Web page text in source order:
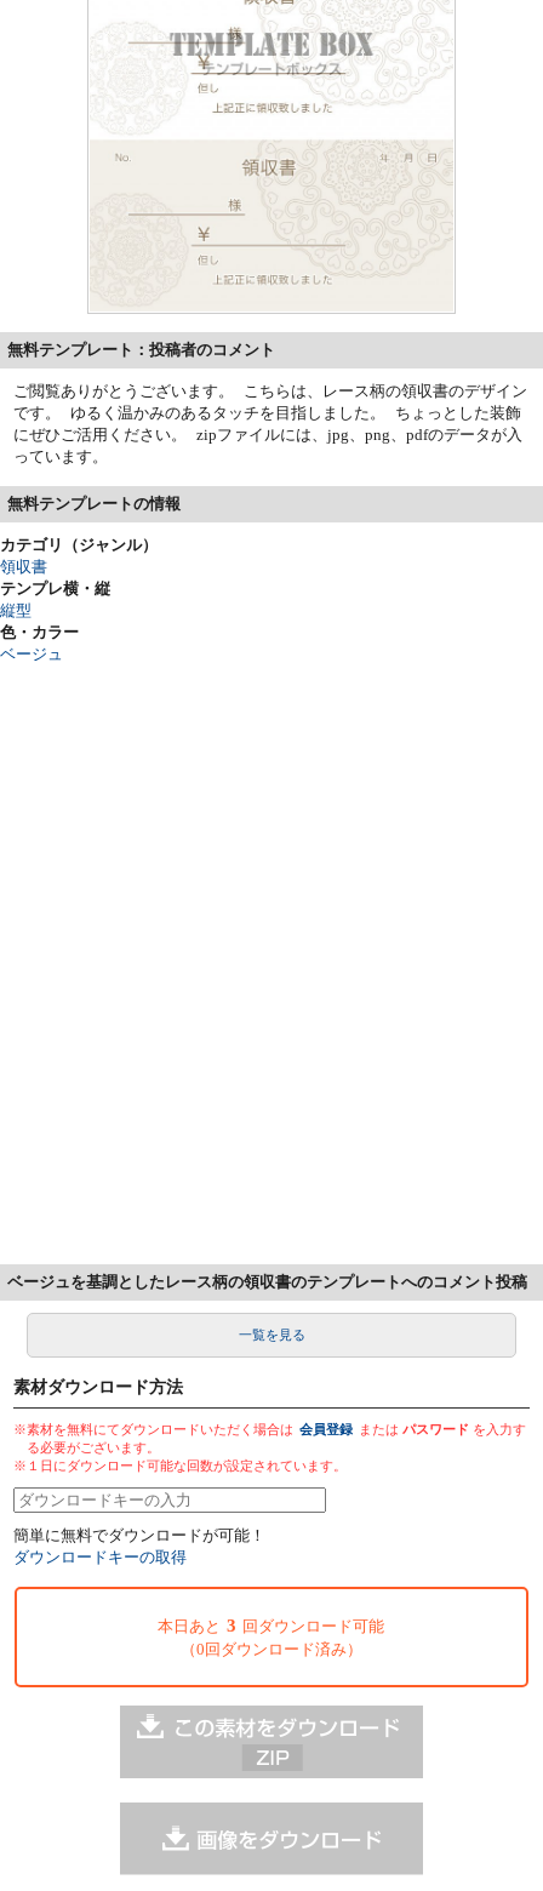
無料テンプレート：投稿者のコメント
ご閲覧ありがとうございます。 こちらは、レース柄の領収書のデザイン
です。 ゆるく温かみのあるタッチを目指しました。 ちょっとした装飾
にぜひご活用ください。 zipファイルには、jpg、png、pdfのデータが入
っています。
無料テンプレートの情報
カテゴリ（ジャンル）
領収書
テンプレ横・縦
縦型
色・カラー
ベージュ
ベージュを基調としたレース柄の領収書のテンプレートへのコメント投稿
一覧を見る
素材ダウンロード方法
※素材を無料にてダウンロードいただく場合は 会員登録 またはパスワード を入力す
る必要がございます。
※１日にダウンロード可能な回数が設定されています。
簡単に無料でダウンロードが可能！
ダウンロードキーの取得
本日あと 3 回ダウンロード可能
（0回ダウンロード済み）